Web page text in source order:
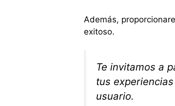
Además,
exitoso.
Te invitamos a
tus
usuario.